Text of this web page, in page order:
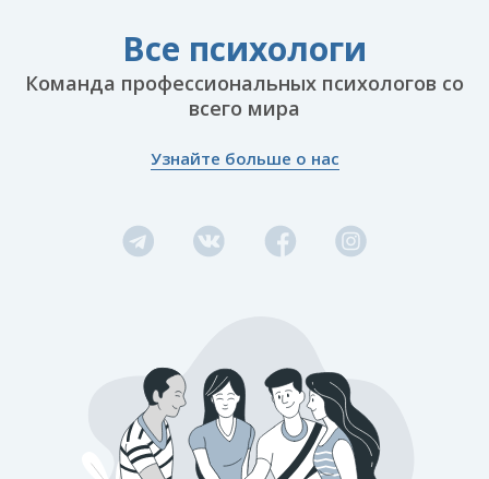
Мы будем рады ответить на ваши вопросы.
С уважением,
команда «Все психологи»
18 лет помогаем людям
Все психологи
Команда профессиональных психологов со
всего мира
Узнайте больше о нас